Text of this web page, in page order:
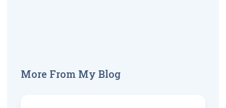
More From My Blog